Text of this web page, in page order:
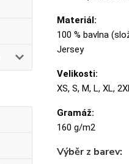
Materiál:
100 % bavlna
Jersey
Velikosti:
XS, S, M, L, XL,
Gramáž:
160 g/m2
Výběr z barev: